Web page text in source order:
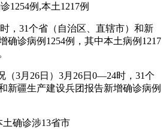
1254例,本土1217例
，31个省（自治区、直辖市）和新
确诊病例1254例，其中本土病例1217
（3月26日）3月26日0—24时，31个
新疆生产建设兵团报告新增确诊病例
土确诊涉13省市